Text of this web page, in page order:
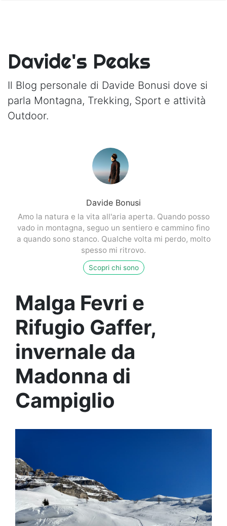
Davide's Peaks
Il Blog personale di Davide Bonusi dove si
parla Montagna, Trekking, Sport e attività
Outdoor.
Davide Bonusi
Amo la natura e la vita all'aria aperta. Quando posso
vado in montagna, seguo un sentiero e cammino fino
a quando sono stanco. Qualche volta mi perdo, molto
spesso mi ritrovo.
Scopri chi sono
Malga Fevri e
Rifugio Gaffer,
invernale da
Madonna di
Campiglio